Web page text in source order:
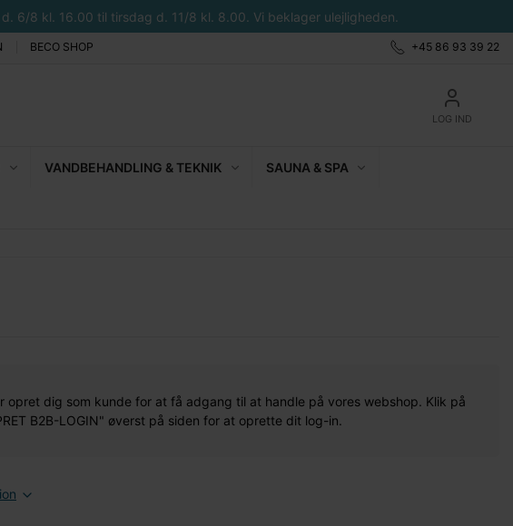
6/8 kl. 16.00 til tirsdag d. 11/8 kl. 8.00. Vi beklager ulejligheden.
BECO SHOP +45 86 93 39 22
LOG IND
VANDBEHANDLING & TEKNIK SAUNA & SPA
opret dig som kunde for at få adgang til at handle på vores webshop. Klik på
B2B-LOGIN" øverst på siden for at oprette dit log-in.